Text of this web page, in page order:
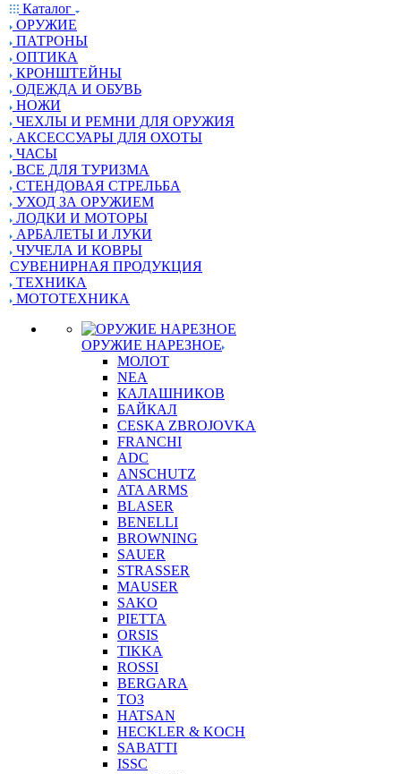
Каталог
ОРУЖИЕ
ПАТРОНЫ
ОПТИКА
КРОНШТЕЙНЫ
ОДЕЖДА И ОБУВЬ
НОЖИ
ЧЕХЛЫ И РЕМНИ ДЛЯ ОРУЖИЯ
АКСЕССУАРЫ ДЛЯ ОХОТЫ
ЧАСЫ
ВСЕ ДЛЯ ТУРИЗМА
СТЕНДОВАЯ СТРЕЛЬБА
УХОД ЗА ОРУЖИЕМ
ЛОДКИ И МОТОРЫ
АРБАЛЕТЫ И ЛУКИ
ЧУЧЕЛА И КОВРЫ
СУВЕНИРНАЯ ПРОДУКЦИЯ
ТЕХНИКА
МОТОТЕХНИКА
ОРУЖИЕ НАРЕЗНОЕ
МОЛОТ
NEA
КАЛАШНИКОВ
БАЙКАЛ
CESKA ZBROJOVKA
FRANCHI
ADC
ANSCHUTZ
ATA ARMS
BLASER
BENELLI
BROWNING
SAUER
STRASSER
MAUSER
SAKO
PIETTA
ORSIS
TIKKA
ROSSI
BERGARA
ТОЗ
HATSAN
HECKLER & KOCH
SABATTI
ISSC